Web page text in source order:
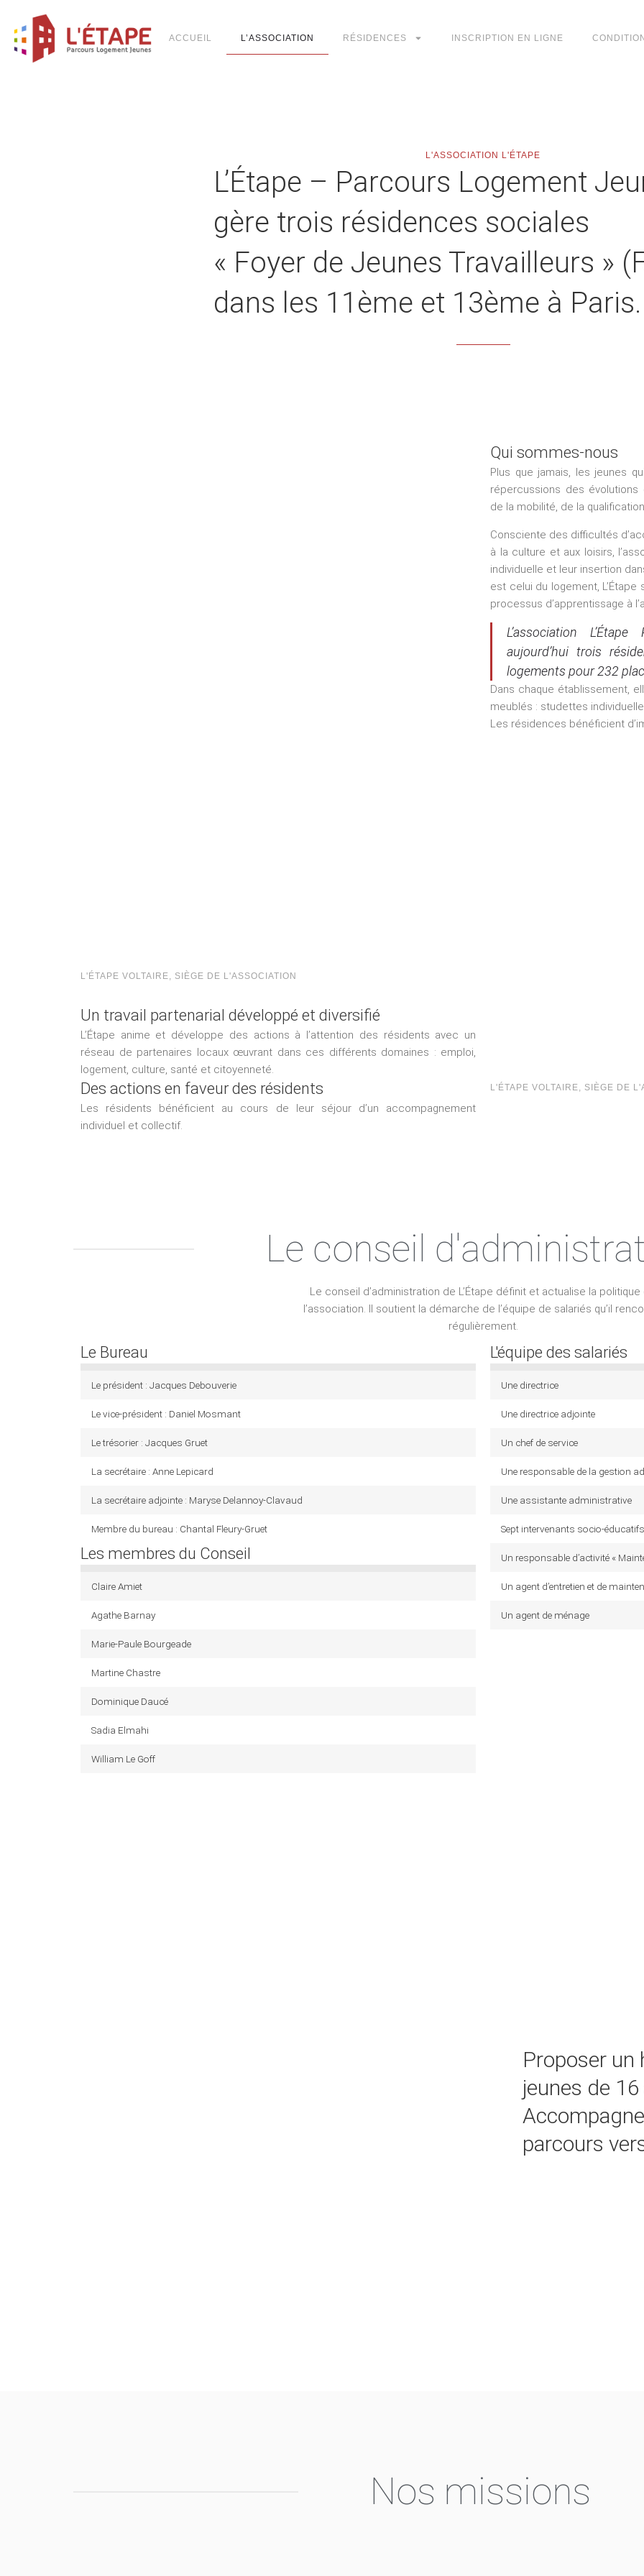
ACCUEIL L’ASSOCIATION RÉSIDENCES INSCRIPTION EN LIGNE
L'ASSOCIATION L'ÉTAPE
L’Étape – Parcours Logement
gère trois résidences sociales
« Foyer de Jeunes Travailleurs »
dans les 11ème et 13ème à Paris.
L'ÉTAPE VOLTAIRE, SIÈGE DE L'ASSOCIATION
Un travail partenarial développé et diversifié
L’Étape anime et développe des actions à l’attention des résidents avec un
réseau de partenaires locaux œuvrant dans ces différents domaines : emploi,
logement, culture, santé et citoyenneté.
Des actions en faveur des résidents
Les résidents bénéficient au cours de leur séjour d’un accompagnement
individuel et collectif.
Qui sommes-nous
Plus que jamais, les jeunes
répercussions des évolutions
de la mobilité, de la
Consciente des difficultés
à la culture et aux loisirs,
individuelle et leur insertion
est celui du logement,
processus d’apprentissage à
L’association
aujourd’hui trois
logements pour 232
Dans chaque établissement,
meublés : studettes
Les résidences bénéficient
L'ÉTAPE VOLTAIRE, SIÈGE DE
Le conseil
Le conseil d’administration de L’Étape définit et actualise la politique
l’association. Il soutient la démarche de l’équipe de salariés qu’il
régulièrement.
Le Bureau
Le président : Jacques Debouverie
Le vice-président : Daniel Mosmant
Le trésorier : Jacques Gruet
La secrétaire : Anne Lepicard
La secrétaire adjointe : Maryse Delannoy-Clavaud
Membre du bureau : Chantal Fleury-Gruet
Les membres du Conseil
Claire Amiet
Agathe Barnay
Marie-Paule Bourgeade
Martine Chastre
Dominique Daucé
Sadia Elmahi
William Le Goff
L'équipe des salariés
Une directrice
Une directrice adjointe
Un chef de service
Une responsable de la gestion
Une assistante administrative
Sept intervenants socio-éducatifs
Un responsable d’activité «
Un agent d’entretien et de
Un agent de ménage
Proposer un
jeunes de
parcours
Nos missions